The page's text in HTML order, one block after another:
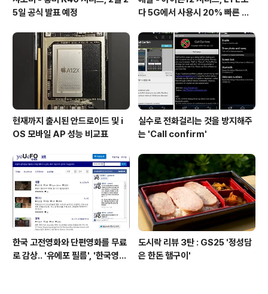
5일 공식 발표 예정
다 5G에서 사용시 20% 빠른 배
현재까지 출시된 안드로이드 및 i
OS 모바일 AP 성능 비교표
실수로 전화걸리는 것을 방지해주
는 'Call confirm'
한국 고전영화와 단편영화를 무료
로 감상.. '유에포 필름', '한국영상
도시락 리뷰 3탄 : GS25 '정성담
은 한돈 햄구이'